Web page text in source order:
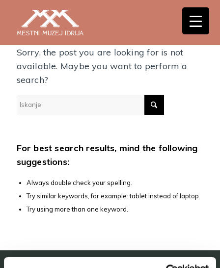
Nothing Found
Sorry, the post you are looking for is not
available. Maybe you want to perform a
search?
For best search results, mind the following
suggestions:
Always double check your spelling.
Try similar keywords, for example: tablet instead of laptop.
Try using more than one keyword.